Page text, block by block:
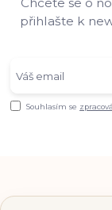
přihlašte k
Souhlasím se